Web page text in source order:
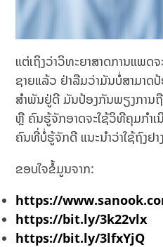
ແຕ່ເຖິງວ່າວິທະຍາສາດການແພ
ຊາຍແລ້ວ ຢ່າລືມວ່າມັນບໍ່ສາມາດ
ສຳພັນຢູ່ດີ ມັນປ້ອງກັນພຽງການ
ຫຼື ຄົນຮູ້ຈັກອາດຈະໃຊ້ວິທີຄຸມກຳເ
ຄົນທີ່ບໍ່ຮູ້ຈັກດີ ແນະນຳວ່າໃຊ້ຖົງຢ
ຂອບໃຈຂໍ້ມູນຈາກ:
https://
https://bit.ly/3k22vlx
https://bit.ly/3lfxYjQ